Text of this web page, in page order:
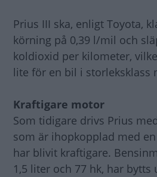
Prius III ska, enligt Toyota,
körning på 0,39 l/mil och
koldioxid per kilometer,
lite för en bil i storleksklass
Kraftigare motor
Som tidigare drivs Prius
som är ihopkopplad med
har blivit kraftigare.
1,5 liter och 77 hk, har bytts